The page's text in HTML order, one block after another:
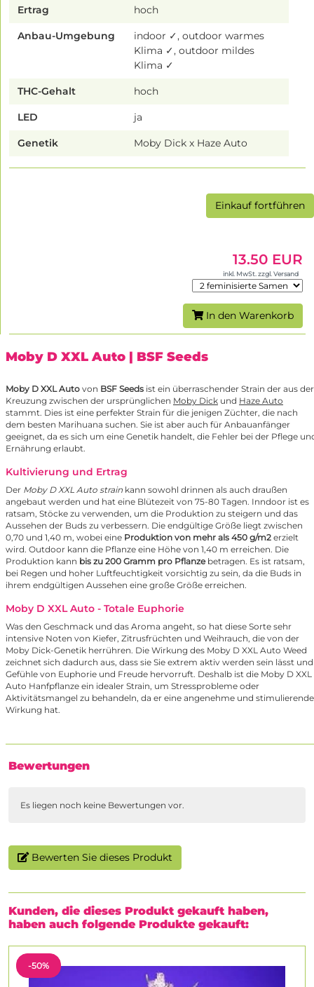
Ertrag hoch
Anbau-Umgebung
indoor ✓, outdoor warmes
Klima ✓, outdoor mildes
Klima ✓
THC-Gehalt hoch
LED ja
Genetik Moby Dick x Haze Auto
Einkauf fortführen
13.50 EUR
inkl. MwSt. zzgl. Versand
In den Warenkorb
Moby D XXL Auto | BSF Seeds
Moby D XXL Auto von BSF Seeds ist ein überraschender Strain der aus der
Kreuzung zwischen der ursprünglichen Moby Dick und Haze Auto
stammt. Dies ist eine perfekter Strain für die jenigen Züchter, die nach
dem besten Marihuana suchen. Sie ist aber auch für Anbauanfänger
geeignet, da es sich um eine Genetik handelt, die Fehler bei der Pflege
Ernährung erlaubt.
Kultivierung und Ertrag
Der Moby D XXL Auto strain kann sowohl drinnen als auch draußen
angebaut werden und hat eine Blütezeit von 75-80 Tagen. Inndoor ist es
ratsam, Stöcke zu verwenden, um die Produktion zu steigern und das
Aussehen der Buds zu verbessern. Die endgültige Größe liegt zwischen
0,70 und 1,40 m, wobei eine Produktion von mehr als 450 g/m2 erzielt
wird. Outdoor kann die Pflanze eine Höhe von 1,40 m erreichen. Die
Produktion kann bis zu 200 Gramm pro Pflanzebetragen. Es ist ratsam,
bei Regen und hoher Luftfeuchtigkeit vorsichtig zu sein, da die Buds in
ihrem endgültigen Aussehen eine große Größe erreichen.
Moby D XXL Auto - Totale Euphorie
Was den Geschmack und das Aroma angeht, so hat diese Sorte sehr
intensive Noten von Kiefer, Zitrusfrüchten und Weihrauch, die von der
Moby Dick-Genetik herrühren. Die Wirkung des Moby D XXL Auto Weed
zeichnet sich dadurch aus, dass sie Sie extrem aktiv werden sein lässt und
Gefühle von Euphorie und Freude hervorruft. Deshalb ist die Moby D XXL
Auto Hanfpflanze ein idealer Strain, um Stressprobleme oder
Aktivitätsmangel zu behandeln, da er eine angenehme und stimulierende
Wirkung hat.
Bewertungen
Es liegen noch keine Bewertungen vor.
Bewerten Sie dieses Produkt
Kunden, die dieses Produkt gekauft haben,
haben auch folgende Produkte gekauft:
-50%